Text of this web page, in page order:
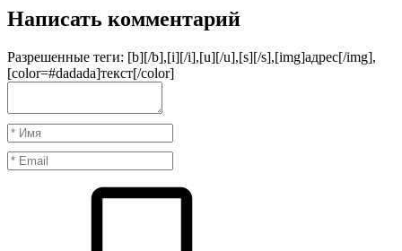
Написать комментарий
Разрешенные теги: [b][/b],[i][/i],[u][/u],[s][/s],[img]адрес[/img],
[color=#dadada]текст[/color]